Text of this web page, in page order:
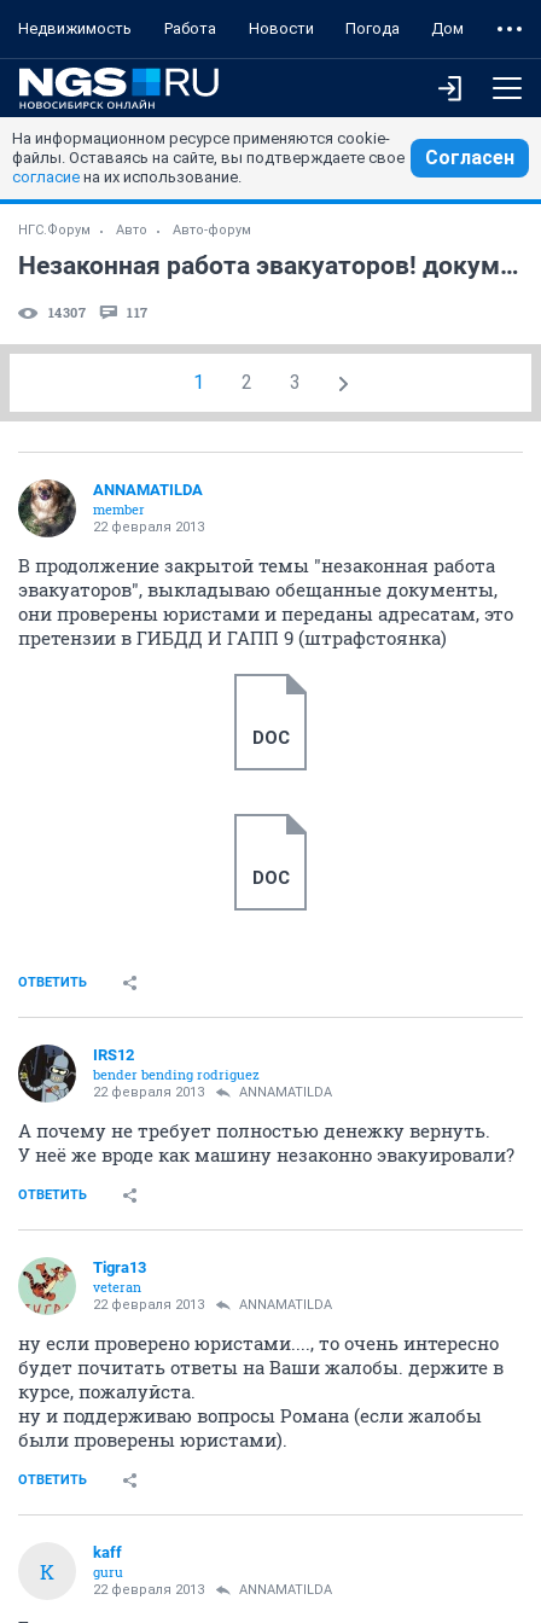
Недвижимость Работа Новости Погода Дом
На информационном ресурсе применяются cookie-
файлы. Оставаясь на сайте, вы подтверждаете свое
согласие на их использование.
Согласен
НГС.Форум Авто Авто-форум
Незаконная работа эвакуаторов! документы переданы для обжалования
14307 117
1 2 3
ANNAMATILDA
member
22 февраля 2013
В продолжение закрытой темы "незаконная работа
эвакуаторов", выкладываю обещанные документы,
они проверены юристами и переданы адресатам, это
претензии в ГИБДД И ГАПП 9 (штрафстоянка)
DOC
DOC
ОТВЕТИТЬ
IRS12
bender bending rodriguez
22 февраля 2013 ANNAMATILDA
А почему не требует полностью денежку вернуть.
У неё же вроде как машину незаконно эвакуировали?
ОТВЕТИТЬ
Tigra13
veteran
22 февраля 2013 ANNAMATILDA
ну если проверено юристами...., то очень интересно
будет почитать ответы на Ваши жалобы. держите в
курсе, пожалуйста.
ну и поддерживаю вопросы Романа (если жалобы
были проверены юристами).
ОТВЕТИТЬ
K
kaff
guru
22 февраля 2013 ANNAMATILDA